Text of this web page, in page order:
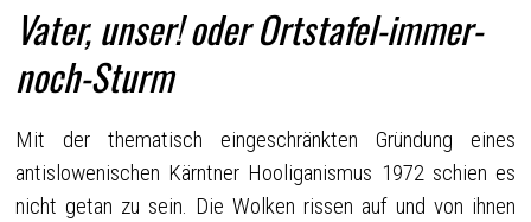
Vater, unser! oder Ortstafel-immer-
noch-Sturm
Mit der thematisch eingeschränkten Gründung eines
antislowenischen Kärntner Hooliganismus 1972 schien es
nicht getan zu sein. Die Wolken rissen auf und von ihnen